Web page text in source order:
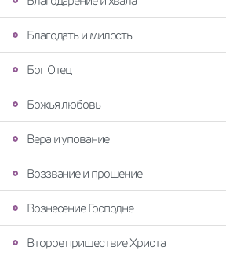
Благодать и милость
Бог Отец
Божья любовь
Вера и упование
Воззвание и прошение
Вознесение Господне
Второе пришествие Христа